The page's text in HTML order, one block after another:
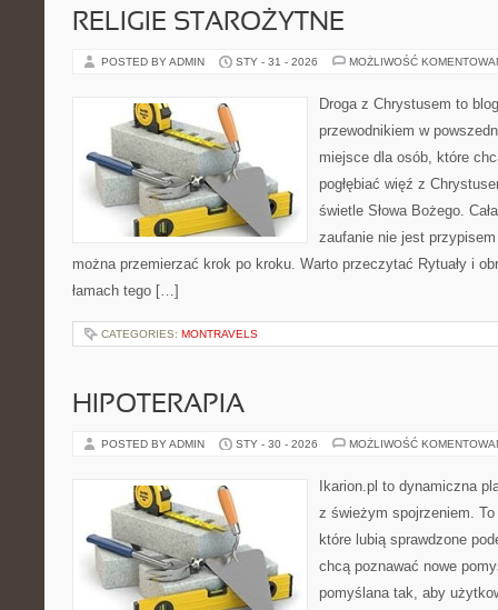
RELIGIE STAROŻYTNE
POSTED BY ADMIN STY - 31 - 2026 MOŻLIWOŚĆ
Droga z Chrystusem to
przewodnikiem w
miejsce dla osób, które
pogłębiać więź z
świetle Słowa Bożego.
zaufanie nie jest
można przemierzać krok po kroku. Warto przeczytać Rytuały i
łamach tego […]
CATEGORIES: MONTRAVELS
HIPOTERAPIA
POSTED BY ADMIN STY - 30 - 2026 MOŻLIWOŚĆ
Ikarion.pl to dynamiczna
z świeżym spojrzeniem.
które lubią sprawdzone
chcą poznawać nowe
pomyślana tak, aby